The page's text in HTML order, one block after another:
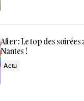
After : Le top des
Nantes !
Actu